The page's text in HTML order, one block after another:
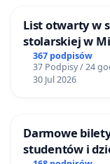
List otwarty w
stolarskiej w
Gdańsku
367 podpisów
37 Podpisy / 24
30 Jul 2026
Darmowe
studentów i